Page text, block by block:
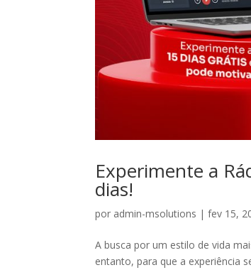
Experimente a
dias!
por admin-msolutions |fev 15,
A busca por um estilo de vida
entanto, para que a experiência